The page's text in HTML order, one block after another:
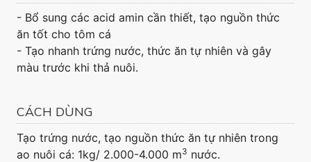
- Bổ sung các acid amin cần thiết, tạo nguồn thức
ăn tốt cho tôm cá
- Tạo nhanh trứng nước, thức ăn tự nhiên và gây
màu trước khi thả nuôi.
CÁCH DÙNG
Tạo trứng nước, tạo nguồn thức ăn tự nhiên trong
ao nuôi cá: 1kg/ 2.000-4.000 m3 nước.